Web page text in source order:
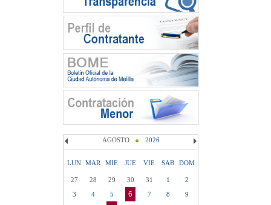
AGOSTO 2026
LUN MAR MIE JUE VIE SAB DOM
27 28 29 30 31 1
2
3
4 5 6 7 8
9